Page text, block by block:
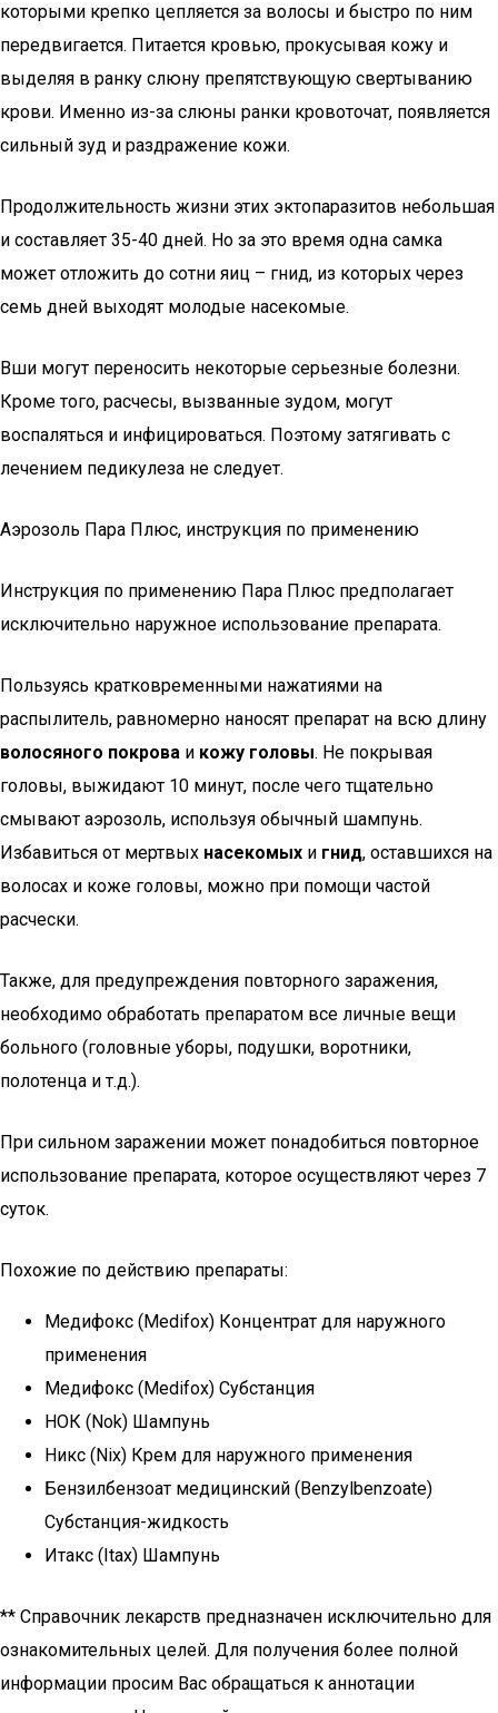
которыми крепко цепляется за волосы и быстро по ним
передвигается. Питается кровью, прокусывая кожу и
выделяя в ранку слюну препятствующую свертыванию
крови. Именно из-за слюны ранки кровоточат, появляется
сильный зуд и раздражение кожи.
Продолжительность жизни этих эктопаразитов небольшая
и составляет 35-40 дней. Но за это время одна самка
может отложить до сотни яиц – гнид, из которых через
семь дней выходят молодые насекомые.
Вши могут переносить некоторые серьезные болезни.
Кроме того, расчесы, вызванные зудом, могут
воспаляться и инфицироваться. Поэтому затягивать с
лечением педикулеза не следует.
Аэрозоль Пара Плюс, инструкция по применению
Инструкция по применению Пара Плюс предполагает
исключительно наружное использование препарата.
Пользуясь кратковременными нажатиями на
распылитель, равномерно наносят препарат на всю длину
волосяного покрова и кожу головы. Не покрывая
головы, выжидают 10 минут, после чего тщательно
смывают аэрозоль, используя обычный шампунь.
Избавиться от мертвых насекомых и гнид, оставшихся на
волосах и коже головы, можно при помощи частой
расчески.
Также, для предупреждения повторного заражения,
необходимо обработать препаратом все личные вещи
больного (головные уборы, подушки, воротники,
полотенца и т.д.).
При сильном заражении может понадобиться повторное
использование препарата, которое осуществляют через 7
суток.
Похожие по действию препараты:
Медифокс (Medifox) Концентрат для наружного
применения
Медифокс (Medifox) Субстанция
НОК (Nok) Шампунь
Никс (Nix) Крем для наружного применения
Бензилбензоат медицинский (Benzylbenzoate)
Субстанция-жидкость
Итакс (Itax) Шампунь
** Справочник лекарств предназначен исключительно для
ознакомительных целей. Для получения более полной
информации просим Вас обращаться к аннотации